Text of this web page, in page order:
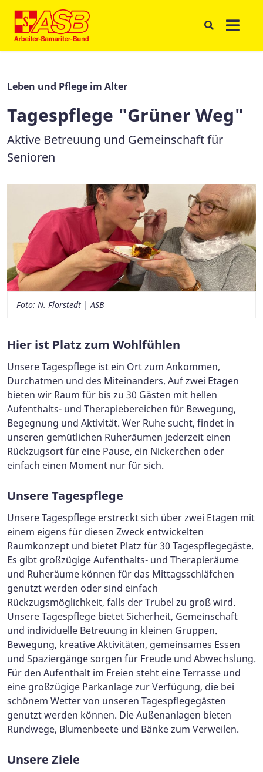
Leben und Pflege im Alter
Tagespflege "Grüner Weg"
Aktive Betreuung und Gemeinschaft für
Senioren
Foto: N. Florstedt | ASB
Hier ist Platz zum Wohlfühlen
Unsere Tagespflege ist ein Ort zum Ankommen,
Durchatmen und des Miteinanders. Auf zwei Etagen
bieten wir Raum für bis zu 30 Gästen mit hellen
Aufenthalts- und Therapiebereichen für Bewegung,
Begegnung und Aktivität. Wer Ruhe sucht, findet in
unseren gemütlichen Ruheräumen jederzeit einen
Rückzugsort für eine Pause, ein Nickerchen oder
einfach einen Moment nur für sich.
Unsere Tagespflege
Unsere Tagespflege erstreckt sich über zwei Etagen mit
einem eigens für diesen Zweck entwickelten
Raumkonzept und bietet Platz für 30 Tagespflegegäste.
Es gibt großzügige Aufenthalts- und Therapieräume
und Ruheräume können für das Mittagsschläfchen
genutzt werden oder sind einfach
Rückzugsmöglichkeit, falls der Trubel zu groß wird.
Unsere Tagespflege bietet Sicherheit, Gemeinschaft
und individuelle Betreuung in kleinen Gruppen.
Bewegung, kreative Aktivitäten, gemeinsames Essen
und Spaziergänge sorgen für Freude und Abwechslung.
Für den Aufenthalt im Freien steht eine Terrasse und
eine großzügige Parkanlage zur Verfügung, die bei
schönem Wetter von unseren Tagespflegegästen
genutzt werden können. Die Außenanlagen bieten
Rundwege, Blumenbeete und Bänke zum Verweilen.
Unsere Ziele